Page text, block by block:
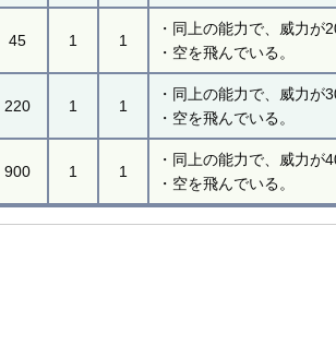
45 1 1
・同上の能力で、威力
・空を飛んでいる。
220 1 1
・同上の能力で、威力
・空を飛んでいる。
900 1 1
・同上の能力で、威力
・空を飛んでいる。